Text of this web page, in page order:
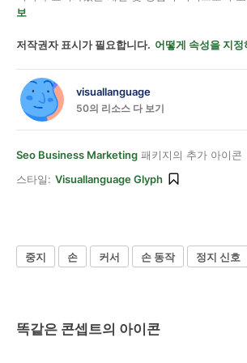
보
저작권자 표시가 필요합니다. 어떻게 속성을 지정
visuallanguage
50의 리소스 다 보기
Seo Business Marketing 패키지의 추가 아이콘
스타일: Visuallanguage Glyph
중지 손 커서 손 동작 정지 신호
똑같은 콘셉트의 아이콘